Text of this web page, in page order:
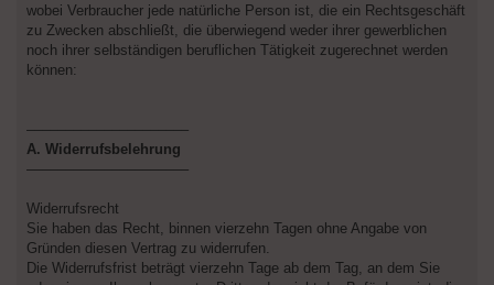
wobei Verbraucher jede natürliche Person ist, die ein Rechtsgeschäft
zu Zwecken abschließt, die überwiegend weder ihrer gewerblichen
noch ihrer selbständigen beruflichen Tätigkeit zugerechnet werden
können:
–––––––––––––––––––––
A. Widerrufsbelehrung
–––––––––––––––––––––
Widerrufsrecht
Sie haben das Recht, binnen vierzehn Tagen ohne Angabe von
Gründen diesen Vertrag zu widerrufen.
Die Widerrufsfrist beträgt vierzehn Tage ab dem Tag, an dem Sie